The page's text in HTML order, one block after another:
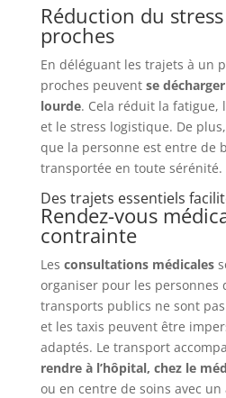
Réduction du
proches
En déléguant les trajets à un
proches peuvent se
lourde. Cela réduit la fatigue,
et le stress logistique. De
que la personne est entre de
transportée en toute sérénité.
Des trajets essentiels
Rendez-vous
contrainte
Les consultations médicales
organiser pour les personnes
transports publics ne sont
et les taxis peuvent être
adaptés. Le transport
rendre à l’hôpital, chez le
ou en centre de soins avec